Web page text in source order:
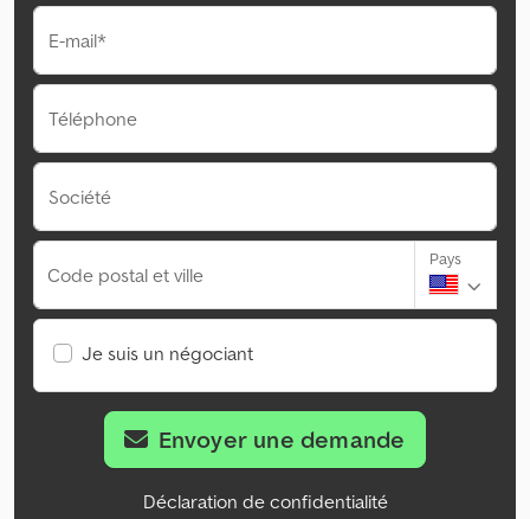
E-mail*
Téléphone
Société
Code postal et ville
Pays
Je suis un négociant
Envoyer une demande
Déclaration de confidentialité